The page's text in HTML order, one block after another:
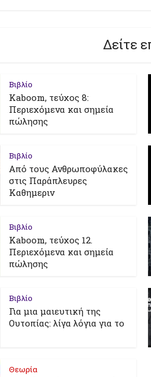
Δείτε
Βιβλίο
Kaboom, τεύχος 8:
Περιεχόμενα και σημεία
πώλησης
Βιβλίο
Από τους Ανθρωποφύλακες
στις Παράπλευρες
Καθημεριν
Βιβλίο
Kaboom, τεύχος 12.
Περιεχόμενα και σημεία
πώλησης
Βιβλίο
Για μια μαιευτική της
Ουτοπίας: λίγα λόγια για το
Θεωρία